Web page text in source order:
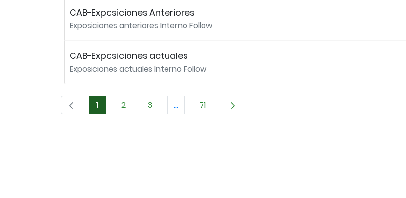
CAB-Exposiciones Anteriores
Exposiciones anteriores Interno Follow
CAB-Exposiciones actuales
Exposiciones actuales Interno Follow
Página
1 Página
2 Página
3 ...Páginas intermedias Use TAB para desplazarse.
Página
71